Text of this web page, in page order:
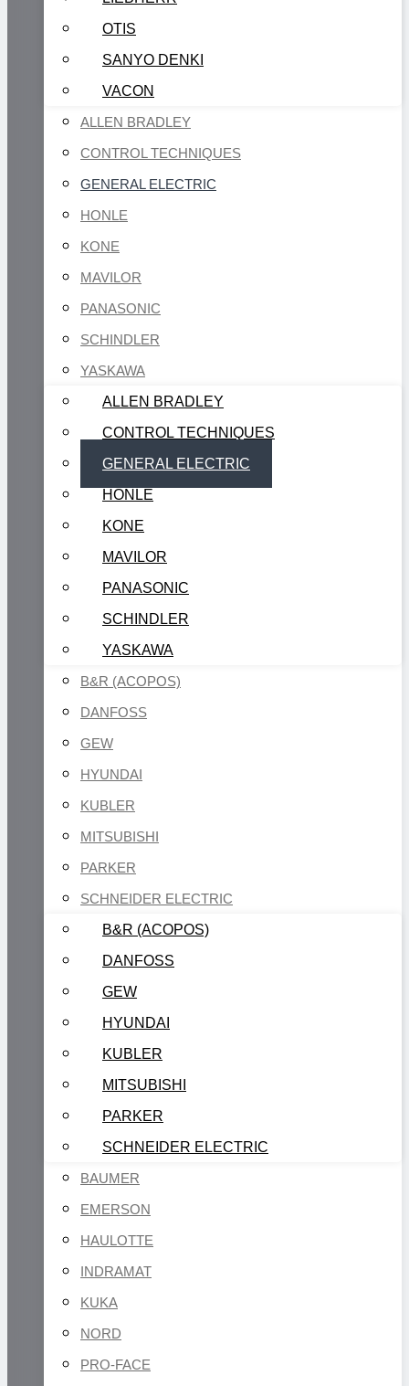
OTIS
SANYO DENKI
VACON
ALLEN BRADLEY
CONTROL TECHNIQUES
GENERAL ELECTRIC
HONLE
KONE
MAVILOR
PANASONIC
SCHINDLER
YASKAWA
ALLEN BRADLEY
CONTROL TECHNIQUES
GENERAL ELECTRIC
HONLE
KONE
MAVILOR
PANASONIC
SCHINDLER
YASKAWA
B&R (ACOPOS)
DANFOSS
GEW
HYUNDAI
KUBLER
MITSUBISHI
PARKER
SCHNEIDER ELECTRIC
B&R (ACOPOS)
DANFOSS
GEW
HYUNDAI
KUBLER
MITSUBISHI
PARKER
SCHNEIDER ELECTRIC
BAUMER
EMERSON
HAULOTTE
INDRAMAT
KUKA
NORD
PRO-FACE